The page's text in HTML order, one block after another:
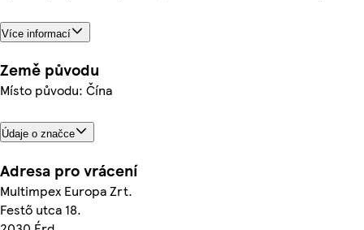
Více informací
Země původu
Místo původu: Čína
Údaje o značce
Adresa pro vrácení
Multimpex Europa Zrt.
Festő utca 18.